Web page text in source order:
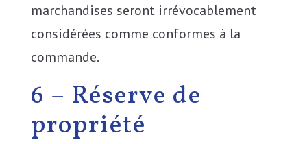
marchandises seront irrévocablement
considérées comme conformes à la
commande.
6 – Réserve de
propriété